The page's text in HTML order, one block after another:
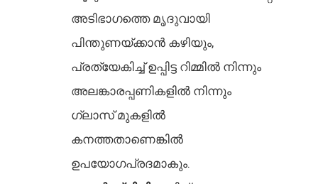
അടിഭാഗത്തെ മൃദുവായി
പിന്തുണയ്ക്കാൻ കഴിയും,
പ്രത്യേകിച്ച് ഉപ്പിട്ട റിമ്മിൽ നിന്നും
അലങ്കാരപ്പണികളിൽ നിന്നും
ഗ്ലാസ് മുകളിൽ
കനത്തതാണെങ്കിൽ
ഉപയോഗപ്രദമാകും.